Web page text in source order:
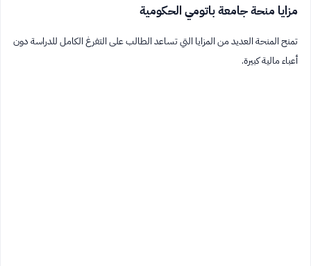
مزايا منحة جامعة باتومي الحكومية
تمنح المنحة العديد من المزايا التي تساعد الطالب على التفرغ الكامل للدراسة دون
أعباء مالية كبيرة.